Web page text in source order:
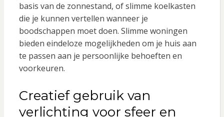
basis van de zonnestand, of slimme koelkasten
die je kunnen vertellen wanneer je
boodschappen moet doen. Slimme woningen
bieden eindeloze mogelijkheden om je huis aan
te passen aan je persoonlijke behoeften en
voorkeuren.
Creatief gebruik van
verlichting voor sfeer en